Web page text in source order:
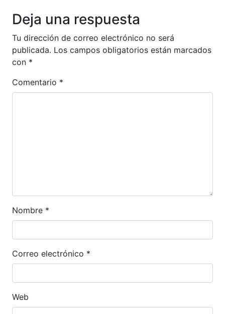
Deja una respuesta
Tu dirección de correo electrónico no será
publicada. Los campos obligatorios están marcados
con *
Comentario *
Nombre *
Correo electrónico *
Web